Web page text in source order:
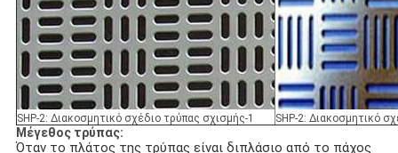
SHP-2: Διακοσμητικό σχέδιο τρύπας σχισμής-1 SHP-2: Διακοσμητικό
Μέγεθος τρύπας:
Όταν το πλάτος της τρύπας είναι διπλάσιο από το πάχος